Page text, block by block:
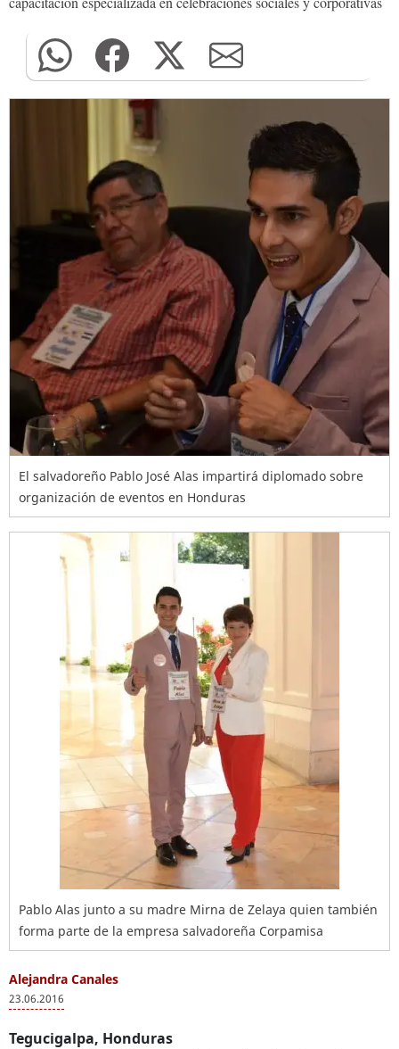
El salvadoreño Pablo José Alas impartirá diplomado sobre
organización de eventos en Honduras
Pablo Alas junto a su madre Mirna de Zelaya quien también
forma parte de la empresa salvadoreña Corpamisa
Alejandra Canales
23.06.2016
Tegucigalpa, Honduras